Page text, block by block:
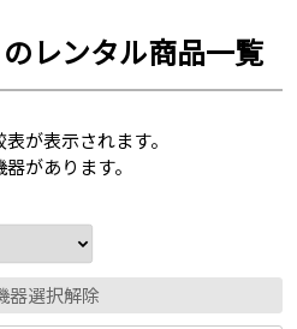
レンタル商品一覧
が表示されます。
があります。
器選択解除